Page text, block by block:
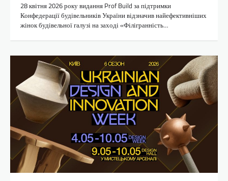
28 квітня 2026 року видання Prof Build за підтримки
Конфедерації будівельників України відзначив найефективніших
жінок будівельної галузі на заході «Філігранність…